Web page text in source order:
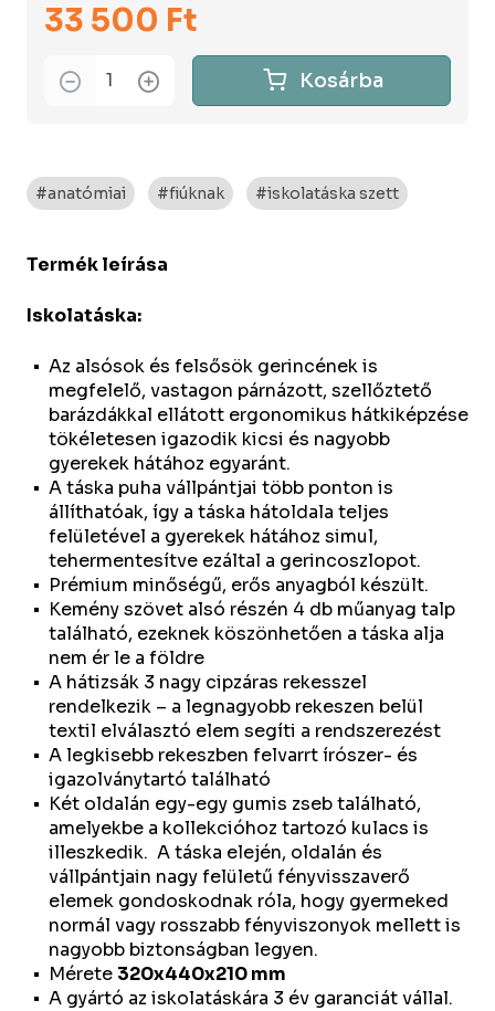
33 500 Ft
Kosárba
#anatómiai #fiúknak #iskolatáska szett
Termék leírása
Iskolatáska:
Az alsósok és felsősök gerincének is
megfelelő, vastagon párnázott, szellőztető
barázdákkal ellátott ergonomikus hátkiképzése
tökéletesen igazodik kicsi és nagyobb
gyerekek hátához egyaránt.
A táska puha vállpántjai több ponton is
állíthatóak, így a táska hátoldala teljes
felületével a gyerekek hátához simul,
tehermentesítve ezáltal a gerincoszlopot.
Prémium minőségű, erős anyagból készült.
Kemény szövet alsó részén 4 db műanyag talp
található, ezeknek köszönhetően a táska alja
nem ér le a földre
A hátizsák 3 nagy cipzáras rekesszel
rendelkezik – a legnagyobb rekeszen belül
textil elválasztó elem segíti a rendszerezést
A legkisebb rekeszben felvarrt írószer- és
igazolványtartó található
Két oldalán egy-egy gumis zseb található,
amelyekbe a kollekcióhoz tartozó kulacs is
illeszkedik. A táska elején, oldalán és
vállpántjain nagy felületű fényvisszaverő
elemek gondoskodnak róla, hogy gyermeked
normál vagy rosszabb fényviszonyok mellett is
nagyobb biztonságban legyen.
Mérete 320x440x210 mm
A gyártó az iskolatáskára 3 év garanciát vállal.